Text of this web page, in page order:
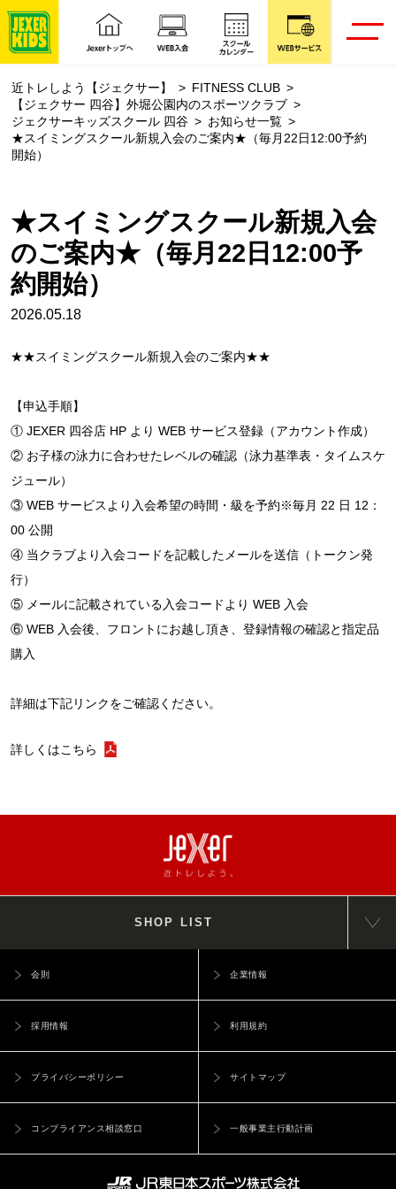
近トレしよう【ジェクサー】
FITNESS CLUB
【ジェクサー 四谷】外堀公園内のスポーツクラブ
ジェクサーキッズスクール 四谷
お知らせ一覧
★スイミングスクール新規入会のご案内★（毎月22日12:00予約
開始）
★スイミングスクール新規入会
のご案内★（毎月22日12:00予
約開始）
2026.05.18
★★スイミングスクール新規入会のご案内★★
【申込手順】
① JEXER 四谷店 HP より WEB サービス登録（アカウント作成）
② お子様の泳力に合わせたレベルの確認（泳力基準表・タイムスケ
ジュール）
③ WEB サービスより入会希望の時間・級を予約※毎月 22 日 12：
00 公開
④ 当クラブより入会コードを記載したメールを送信（トークン発
行）
⑤ メールに記載されている入会コードより WEB 入会
⑥ WEB 入会後、フロントにお越し頂き、登録情報の確認と指定品
購入
詳細は下記リンクをご確認ください。
詳しくはこちら
SHOP LIST
会則 企業情報
採用情報 利用規約
プライバシーポリシー サイトマップ
コンプライアンス相談窓口 一般事業主行動計画